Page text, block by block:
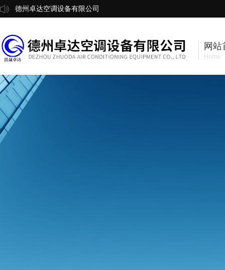
德州卓达空调设备有限公司
网站
Home